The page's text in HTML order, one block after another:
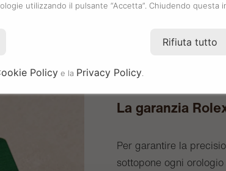
La garanzia
Per garantire la
sottopone ogni
utilizzando il pulsante “Accetta”. Chiudendo questa
Rifiuta tutto
Policy e la Privacy Policy